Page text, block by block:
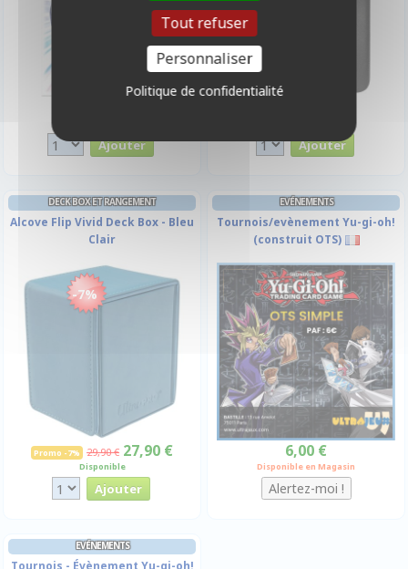
DECK BOX ET RANGEMENT
Alcove Flip Vivid Deck Box - Bleu
Clair
-7%
Promo -7% 29,90 € 27,90 €
Disponible
EVÉNEMENTS
Tournois/evènement Yu-gi-oh!
(construit OTS)
6,00 €
Disponible en Magasin
EVÉNEMENTS
Tournois - Évènement Yu-gi-oh!
Tout refuser
Personnaliser
Politique de confidentialité